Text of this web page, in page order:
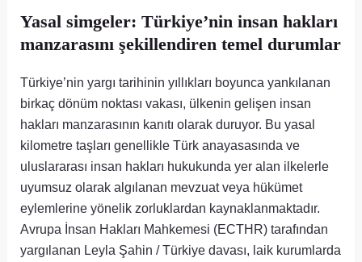
Yasal simgeler: Türkiye’nin insan hakları
manzarasını şekillendiren temel durumlar
Türkiye’nin yargı tarihinin yıllıkları boyunca yankılanan
birkaç dönüm noktası vakası, ülkenin gelişen insan
hakları manzarasının kanıtı olarak duruyor. Bu yasal
kilometre taşları genellikle Türk anayasasında ve
uluslararası insan hakları hukukunda yer alan ilkelerle
uyumsuz olarak algılanan mevzuat veya hükümet
eylemlerine yönelik zorluklardan kaynaklanmaktadır.
Avrupa İnsan Hakları Mahkemesi (ECTHR) tarafından
yargılanan Leyla Şahin / Türkiye davası, laik kurumlarda